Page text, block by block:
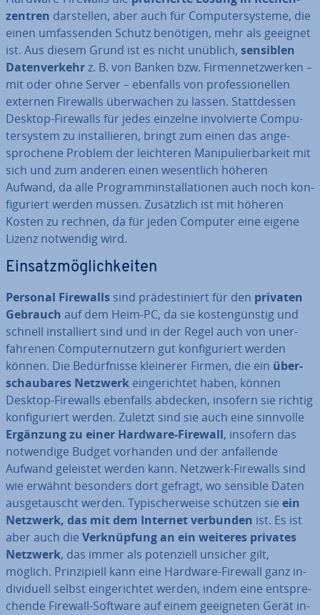
zen­tren dar­stel­len, aber auch für Com­pu­ter­sys­te­me, die
einen um­fas­sen­den Schutz benötigen, mehr als geeignet
ist. Aus diesem Grund ist es nicht unüblich, sensiblen
Da­ten­ver­kehrz. B. von Banken bzw. Fir­men­netz­wer­ken –
mit oder ohne Server – ebenfalls von pro­fes­sio­nel­len
externen Firewalls über­wa­chen zu lassen. Statt­des­sen
Desktop-Firewalls für jedes einzelne in­vol­vier­te Com­pu­
ter­sys­tem zu in­stal­lie­ren, bringt zum einen das an­ge­
spro­che­ne Problem der leich­te­ren Ma­ni­pu­lier­bar­keit mit
sich und zum anderen einen we­sent­lich höheren
Aufwand, da alle Pro­gramm­in­stal­la­tio­nen auch noch kon­
fi­gu­riert werden müssen. Zu­sätz­lich ist mit höheren
Kosten zu rechnen, da für jeden Computer eine eigene
Lizenz notwendig wird.
Ein­satz­mög­lich­kei­ten
Personal Firewalls sind prä­de­sti­niert für den privaten
Gebrauch auf dem Heim-PC, da sie kos­ten­güns­tig und
schnell in­stal­liert sind und in der Regel auch von un­er­
fah­re­nen Com­pu­ter­nut­zern gut kon­fi­gu­riert werden
können. Die Be­dürf­nis­se kleinerer Firmen, die ein über­
schau­ba­res Netzwerk ein­ge­rich­tet haben, können
Desktop-Firewalls ebenfalls abdecken, insofern sie richtig
kon­fi­gu­riert werden. Zuletzt sind sie auch eine sinnvolle
Ergänzung zu einer Hardware-Firewall, insofern das
not­wen­di­ge Budget vorhanden und der an­fal­len­de
Aufwand geleistet werden kann. Netzwerk-Firewalls sind
wie erwähnt besonders dort gefragt, wo sensible Daten
aus­ge­tauscht werden. Ty­pi­scher­wei­se schützen sie ein
Netzwerk, das mit dem Internet verbunden ist. Es ist
aber auch die Ver­knüp­fung an ein weiteres privates
Netzwerk, das immer als po­ten­zi­ell unsicher gilt,
möglich. Prin­zi­pi­ell kann eine Hardware-Firewall ganz in­
di­vi­du­ell selbst ein­ge­rich­tet werden, indem eine ent­spre­
chen­de Firewall-Software auf einem ge­eig­ne­ten Gerät in­